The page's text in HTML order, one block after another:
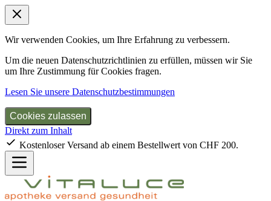
Wir verwenden Cookies, um Ihre Erfahrung zu verbessern.
Um die neuen Datenschutzrichtlinien zu erfüllen, müssen wir Sie
um Ihre Zustimmung für Cookies fragen.
Lesen Sie unsere Datenschutzbestimmungen
Cookies zulassen
Direkt zum Inhalt
Kostenloser Versand ab einem Bestellwert von CHF 200.